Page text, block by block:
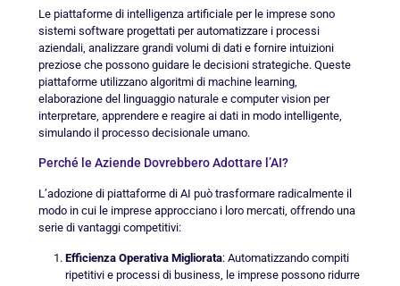
Le piattaforme di intelligenza artificiale per le imprese sono
sistemi software progettati per automatizzare i processi
aziendali, analizzare grandi volumi di dati e fornire intuizioni
preziose che possono guidare le decisioni strategiche. Queste
piattaforme utilizzano algoritmi di machine learning,
elaborazione del linguaggio naturale e computer vision per
interpretare, apprendere e reagire ai dati in modo intelligente,
simulando il processo decisionale umano.
Perché le Aziende Dovrebbero Adottare l’AI?
L’adozione di piattaforme di AI può trasformare radicalmente il
modo in cui le imprese approcciano i loro mercati, offrendo una
serie di vantaggi competitivi:
Efficienza Operativa Migliorata: Automatizzando compiti
ripetitivi e processi di business, le imprese possono ridurre